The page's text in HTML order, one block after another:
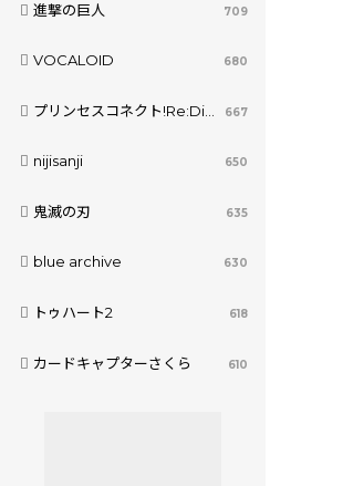
進撃の巨人 709
VOCALOID 680
プリンセスコネクト!Re:Dive 667
nijisanji 650
鬼滅の刃 635
blue archive 630
トゥハート2 618
カードキャプターさくら 610